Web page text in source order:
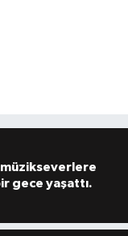
müzikseverlere
gece yaşattı.